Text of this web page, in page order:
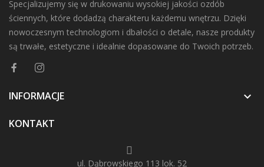
Specjalizujemy się w drukowaniu wysokiej jakości ozdób
ściennych, które dodadzą charakteru każdemu wnętrzu. Dzięki
nowoczesnym technologiom i dbałości o detale, nasze produkty
są trwałe, estetyczne i idealnie dopasowane do Twoich potrzeb.
INFORMACJE 
KONTAKT
ul. Dąbrowskiego 113 lok. 52